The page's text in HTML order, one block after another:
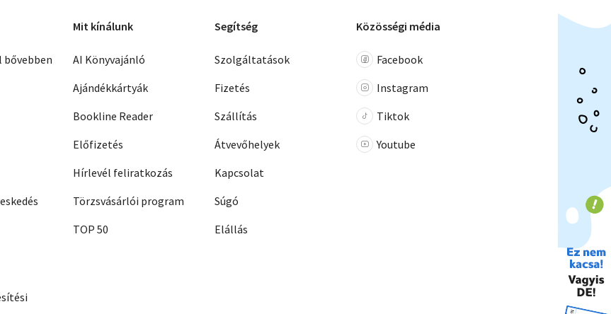
Mit kínálunk
AI Könyvajánló
Ajándékkártyák
Bookline Reader
Előfizetés
Hírlevél feliratkozás
Törzsvásárlói program
TOP 50
Segítség
Szolgáltatások
Fizetés
Szállítás
Átvevőhelyek
Kapcsolat
Súgó
Elállás
Közösségi média
Facebook
Instagram
Tiktok
Youtube